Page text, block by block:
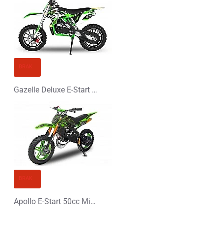
Gazelle Deluxe E-Start 50cc Mini Cross
Apollo E-Start 50cc Mini Cross